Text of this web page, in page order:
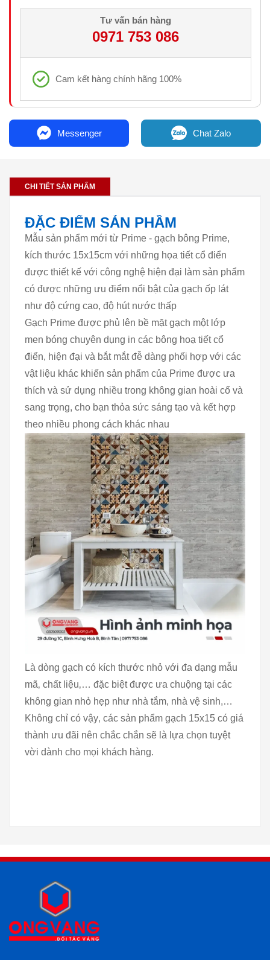
Tư vấn bán hàng
0971 753 086
Cam kết hàng chính hãng 100%
Messenger Chat Zalo
CHI TIẾT SẢN PHẨM
ĐẶC ĐIỂM SẢN PHẦM
Mẫu sản phẩm mới từ Prime - gạch bông Prime,
kích thước 15x15cm với những họa tiết cổ điển
được thiết kế với công nghệ hiện đại làm sản phẩm
có được những ưu điểm nổi bật của gạch ốp lát
như độ cứng cao, độ hút nước thấp
Gạch Prime được phủ lên bề mặt gạch một lớp
men bóng chuyên dụng in các bông hoạ tiết cổ
điển, hiện đại và bắt mắt đễ dàng phối hợp với các
vật liệu khác khiến sản phẩm của Prime được ưa
thích và sử dụng nhiều trong không gian hoài cổ và
sang trọng, cho bạn thỏa sức sáng tạo và kết hợp
theo nhiều phong cách khác nhau
Là dòng gạch có kích thước nhỏ với đa dạng mẫu
mã‚ chất liệu‚… đặc biệt được ưa chuộng tại các
không gian nhỏ hẹp như nhà tắm, nhà vệ sinh,…
Không chỉ có vậy‚ các sản phẩm gạch 15x15 có giá
thành ưu đãi nên chắc chắn sẽ là lựa chọn tuyệt
vời dành cho mọi khách hàng.